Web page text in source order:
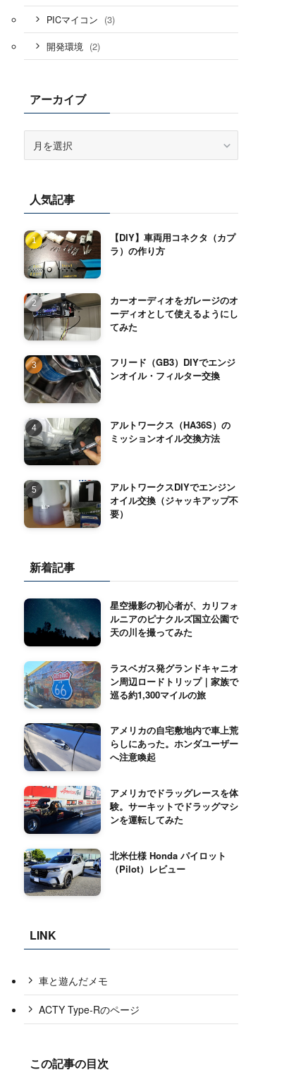
PICマイコン (3)
開発環境 (2)
アーカイブ
ブ人気記事
【DIY】車両用コネクタ（カプ
ラ）の作り方
カーオーディオをガレージのオ
ーディオとして使えるようにし
てみた
フリード（GB3）DIYでエンジ
ンオイル・フィルター交換
アルトワークス（HA36S）の
ミッションオイル交換方法
アルトワークスDIYでエンジン
オイル交換（ジャッキアップ不
要）
新着記事
星空撮影の初心者が、カリフォ
ルニアのピナクルズ国立公園で
天の川を撮ってみた
ラスベガス発グランドキャニオ
ン周辺ロードトリップ｜家族で
巡る約1,300マイルの旅
アメリカの自宅敷地内で車上荒
らしにあった。ホンダユーザー
へ注意喚起
アメリカでドラッグレースを体
験。サーキットでドラッグマシ
ンを運転してみた
北米仕様 Honda パイロット
（Pilot）レビュー
LINK
車と遊んだメモ
ACTY Type-Rのページ
この記事の目次